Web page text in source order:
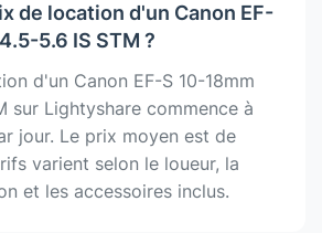
de location d'un Canon EF-
5.6 IS STM ?
d'un Canon EF-S 10-18mm
sur Lightyshare commence à
jour. Le prix moyen est de
varient selon le loueur, la
et les accessoires inclus.